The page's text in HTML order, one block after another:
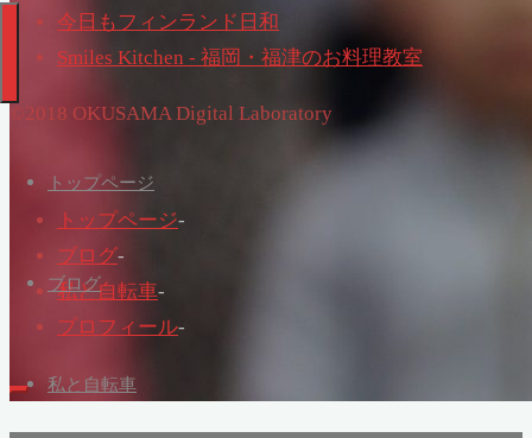
トップページ
ブログ
私と自転車
今日もフィンランド日和
Smiles Kitchen - 福岡・福津のお料理教室
©2018 OKUSAMA Digital Laboratory
トップページ-
ブログ-
私と自転車-
プロフィール-